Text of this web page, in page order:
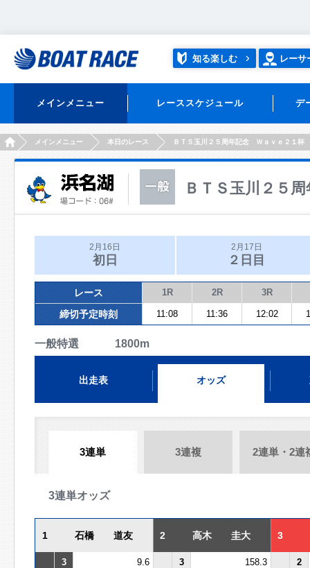
知る楽しむ レーサ
メインメニュー レーススケジュール デ
HOMEメインメニュー 本日のレース ＢＴＳ玉川２５周年記念 Ｗａｖｅ２１杯
ＢＴＳ玉川２５
2月16日
初日
2月17日
２日目
レース 1R 2R 3R
締切予定時刻 11:08 11:36 12:02
一般特選 1800m
出走表 オッズ
3連単 3連複 2連単・2連
3連単オッズ
1 石橋 道友 2 高木 圭大 3
3 9.6 3 158.3
2